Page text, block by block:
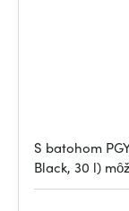
S batohom
Black, 30 l)